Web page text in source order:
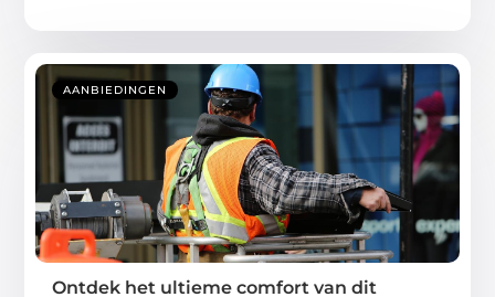
AANBIEDINGEN
Ontdek het ultieme comfort van dit